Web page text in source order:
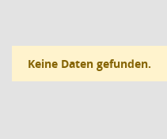
Keine Daten gefunden.